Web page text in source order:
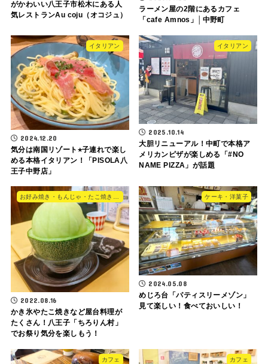
がかわいい八王子市松木にある人
気レストランAu coju（オコジュ）
ラーメン屋の2階にあるカフェ
「cafe Amnos」│中野町
イタリアン
2024.12.20
気分は南国リゾート⭐︎子連れで楽し
める本格イタリアン！「PISOLA八
王子中野店」
イタリアン
2025.10.14
大胆リニューアル！中町で本格ア
メリカンピザが楽しめる「#NO
NAME PIZZA」が話題
お好み焼き・もんじゃ・たこ焼き・やきそば
2022.08.16
かき氷やたこ焼きなど屋台料理が
たくさん！八王子「ちろりん村」
でお祭り気分を楽しもう！
ケーキ・洋菓子
2024.05.08
めじろ台「パティスリーメゾン」
見て楽しい！食べておいしい！
カフェ カフェ